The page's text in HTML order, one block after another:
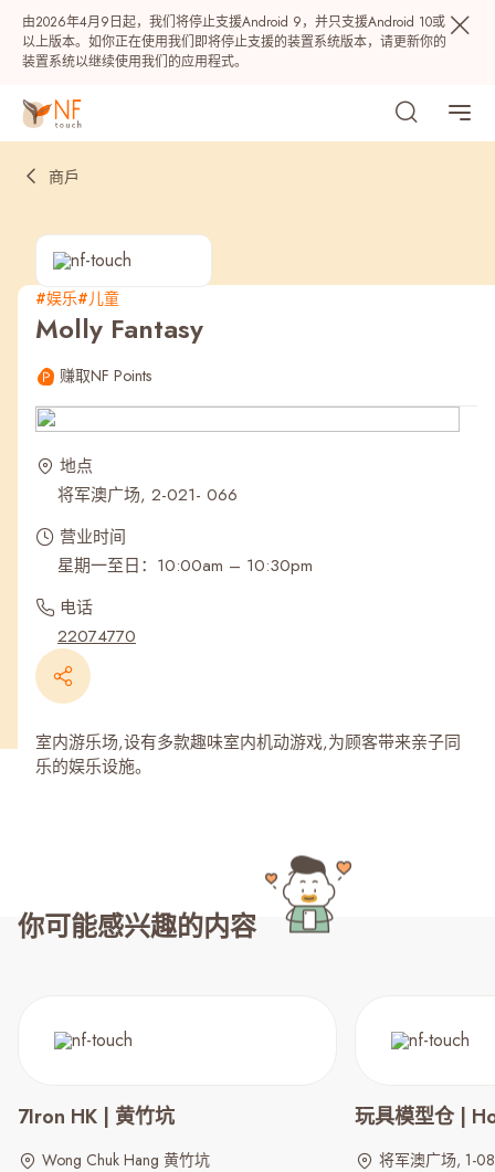
由2026年4月9日起，我们将停止支援Android 9，并只支援Android 10或
以上版本。如你正在使用我们即将停止支援的装置系统版本，请更新你的
装置系统以继续使用我们的应用程式。
热门
最近搜寻纪录
商戶
#娱乐#儿童
Molly Fantasy
赚取NF Points
地点
将军澳广场, 2-021- 066
营业时间
星期一至日：10:00am – 10:30pm
电话
22074770
室内游乐场,设有多款趣味室内机动游戏,为顾客带来亲子同
乐的娱乐设施。
你可能感兴趣的内容
7Iron HK | 黄竹坑
Wong Chuk Hang 黄竹坑
玩具模型仓 |
将军澳广场, 1-